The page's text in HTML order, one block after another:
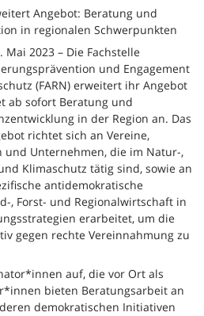
Angebot: Beratung und
in regionalen Schwerpunkten
Mai 2023 – Die Fachstelle
und Engagement
(FARN) erweitert ihr Angebot
ab sofort Beratung und
in der Region an. Das
richtet sich an Vereine,
und Unternehmen, die im Natur-,
Klimaschutz tätig sind, sowie an
antidemokratische
, Forst- und Regionalwirtschaft in
erarbeitet, um die
gegen rechte Vereinnahmung zu
auf, die vor Ort als
bieten Beratungsarbeit an
demokratischen Initiativen